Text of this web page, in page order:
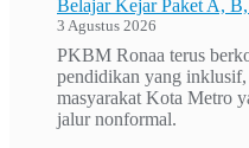
Belajar Kejar Paket A,
3 Agustus 2026
PKBM Ronaa terus
pendidikan yang inklusif,
masyarakat Kota Metro
jalur nonformal.